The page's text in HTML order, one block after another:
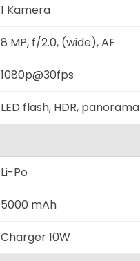
1 Kamera
8 MP, f/2.0, (wide), AF
1080p@30fps
LED flash, HDR, panorama
Li-Po
5000 mAh
Charger 10W